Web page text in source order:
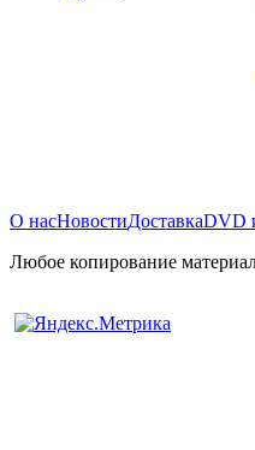
О насНовостиДоставкаDVD
Любое копирование